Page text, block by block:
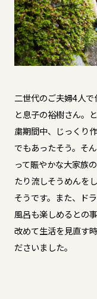
二世代のご夫婦4人
と息子の裕樹さん。
粛期間中、じっくり
でもあったそう。そ
って賑やかな大家族
たり流しそうめんを
そうです。また、ド
風呂も楽しめるとの
改めて生活を見直す
ださいました。